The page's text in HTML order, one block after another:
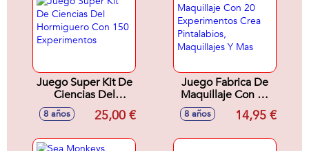
Juego Super Kit De
Ciencias Del
Hormiguero Con
150 Experimentos
8 años 25,00 €
Juego Fabrica De
Maquillaje Con 20
Experimentos Crea
Pintalabios,
8 años 14,95 €